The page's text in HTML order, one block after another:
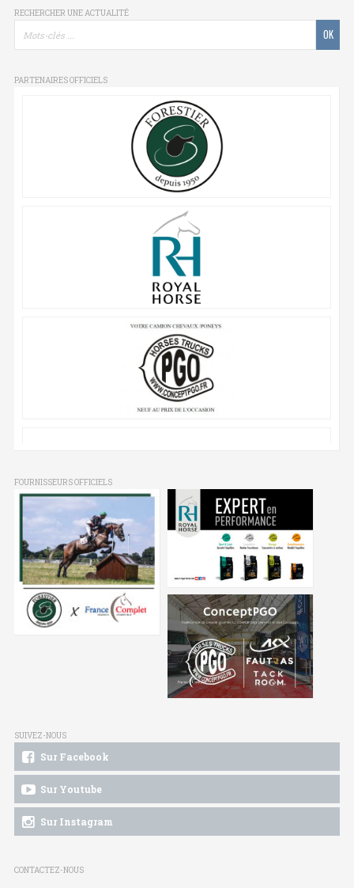
RECHERCHER UNE ACTUALITÉ
PARTENAIRES OFFICIELS
FOURNISSEURS OFFICIELS
SUIVEZ-NOUS
Sur Facebook
Sur Youtube
Sur Instagram
CONTACTEZ-NOUS